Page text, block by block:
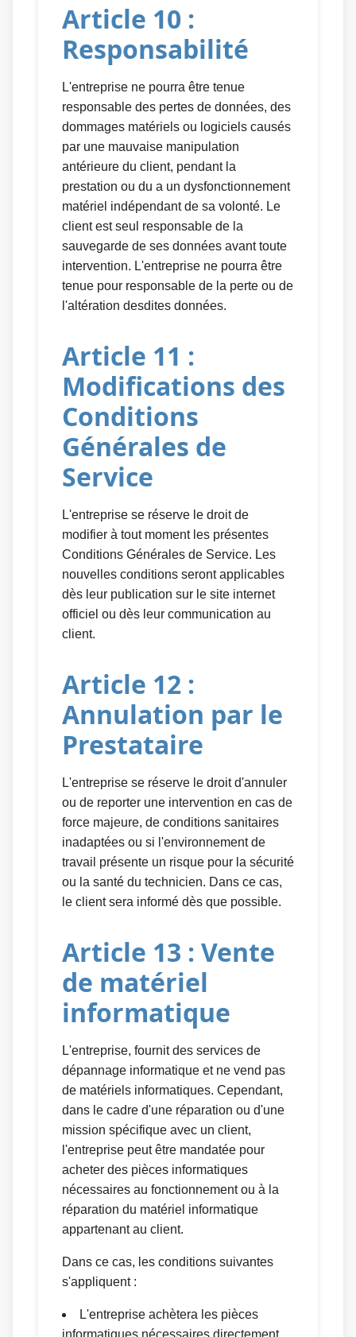
Article 10 :
Responsabilité
L'entreprise ne pourra être tenue
responsable des pertes de données, des
dommages matériels ou logiciels causés
par une mauvaise manipulation
antérieure du client, pendant la
prestation ou du a un dysfonctionnement
matériel indépendant de sa volonté. Le
client est seul responsable de la
sauvegarde de ses données avant toute
intervention. L'entreprise ne pourra être
tenue pour responsable de la perte ou de
l'altération desdites données.
Article 11 :
Modifications des
Conditions
Générales de
Service
L'entreprise se réserve le droit de
modifier à tout moment les présentes
Conditions Générales de Service. Les
nouvelles conditions seront applicables
dès leur publication sur le site internet
officiel ou dès leur communication au
client.
Article 12 :
Annulation par le
Prestataire
L'entreprise se réserve le droit d'annuler
ou de reporter une intervention en cas de
force majeure, de conditions sanitaires
inadaptées ou si l'environnement de
travail présente un risque pour la sécurité
ou la santé du technicien. Dans ce cas,
le client sera informé dès que possible.
Article 13 : Vente
de matériel
informatique
L'entreprise, fournit des services de
dépannage informatique et ne vend pas
de matériels informatiques. Cependant,
dans le cadre d'une réparation ou d'une
mission spécifique avec un client,
l'entreprise peut être mandatée pour
acheter des pièces informatiques
nécessaires au fonctionnement ou à la
réparation du matériel informatique
appartenant au client.
Dans ce cas, les conditions suivantes
s'appliquent :
L'entreprise achètera les pièces
informatiques nécessaires directement